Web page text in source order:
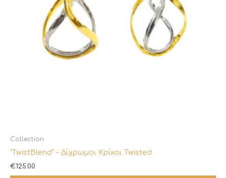
Collection
“TwistBlend” – Δίχρωμοι Κρίκοι Twisted
€125.00